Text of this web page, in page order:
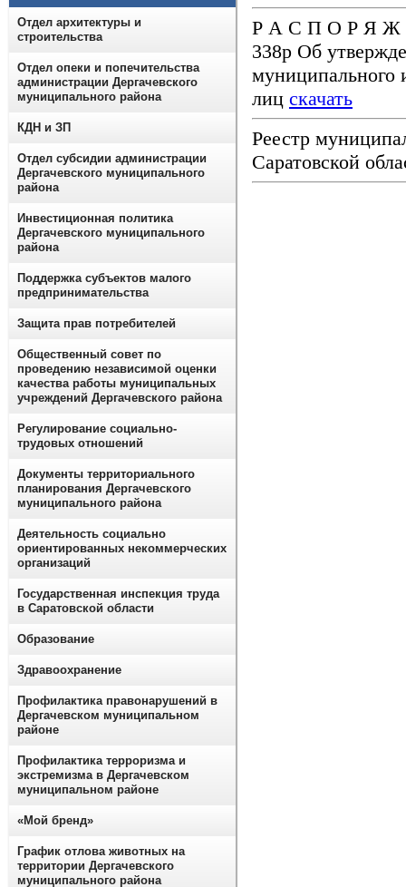
Р А С П О Р Я Ж
338р Об
муниципального
лиц скачать
Реестр
Саратовской
Отдел архитектуры и
строительства
Отдел опеки и попечительства
администрации Дергачевского
муниципального района
КДН и ЗП
Отдел субсидии администрации
Дергачевского муниципального
района
Инвестиционная политика
Дергачевского муниципального
района
Поддержка субъектов малого
предпринимательства
Защита прав потребителей
Общественный совет по
проведению независимой оценки
качества работы муниципальных
учреждений Дергачевского района
Регулирование социально-
трудовых отношений
Документы территориального
планирования Дергачевского
муниципального района
Деятельность социально
ориентированных некоммерческих
организаций
Государственная инспекция труда
в Саратовской области
Образование
Здравоохранение
Профилактика правонарушений в
Дергачевском муниципальном
районе
Профилактика терроризма и
экстремизма в Дергачевском
муниципальном районе
«Мой бренд»
График отлова животных на
территории Дергачевского
муниципального района